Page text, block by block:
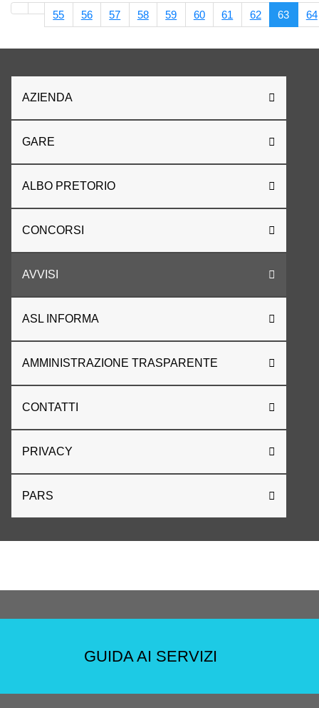
55 56 57 58 59 60 61 62 63 64
AZIENDA
GARE
ALBO PRETORIO
CONCORSI
AVVISI
ASL INFORMA
AMMINISTRAZIONE TRASPARENTE
CONTATTI
PRIVACY
PARS
GUIDA AI SERVIZI